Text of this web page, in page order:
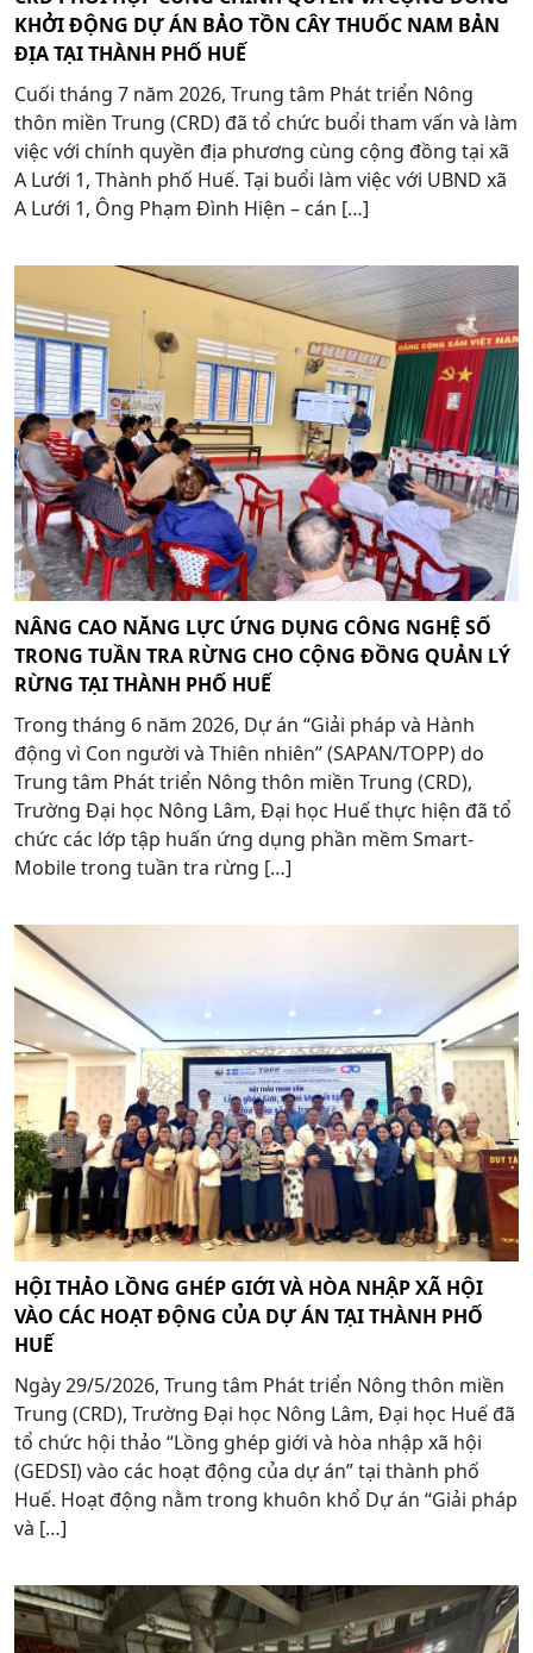
KHỞI ĐỘNG DỰ ÁN BẢO TỒN CÂY THUỐC NAM BẢN
ĐỊA TẠI THÀNH PHỐ HUẾ
Cuối tháng 7 năm 2026, Trung tâm Phát triển Nông
thôn miền Trung (CRD) đã tổ chức buổi tham vấn và làm
việc với chính quyền địa phương cùng cộng đồng tại xã
A Lưới 1, Thành phố Huế. Tại buổi làm việc với UBND xã
A Lưới 1, Ông Phạm Đình Hiện – cán […]
NÂNG CAO NĂNG LỰC ỨNG DỤNG CÔNG NGHỆ SỐ
TRONG TUẦN TRA RỪNG CHO CỘNG ĐỒNG QUẢN LÝ
RỪNG TẠI THÀNH PHỐ HUẾ
Trong tháng 6 năm 2026, Dự án “Giải pháp và Hành
động vì Con người và Thiên nhiên” (SAPAN/TOPP) do
Trung tâm Phát triển Nông thôn miền Trung (CRD),
Trường Đại học Nông Lâm, Đại học Huế thực hiện đã tổ
chức các lớp tập huấn ứng dụng phần mềm Smart-
Mobile trong tuần tra rừng […]
HỘI THẢO LỒNG GHÉP GIỚI VÀ HÒA NHẬP XÃ HỘI
VÀO CÁC HOẠT ĐỘNG CỦA DỰ ÁN TẠI THÀNH PHỐ
HUẾ
Ngày 29/5/2026, Trung tâm Phát triển Nông thôn miền
Trung (CRD), Trường Đại học Nông Lâm, Đại học Huế đã
tổ chức hội thảo “Lồng ghép giới và hòa nhập xã hội
(GEDSI) vào các hoạt động của dự án” tại thành phố
Huế. Hoạt động nằm trong khuôn khổ Dự án “Giải pháp
và […]